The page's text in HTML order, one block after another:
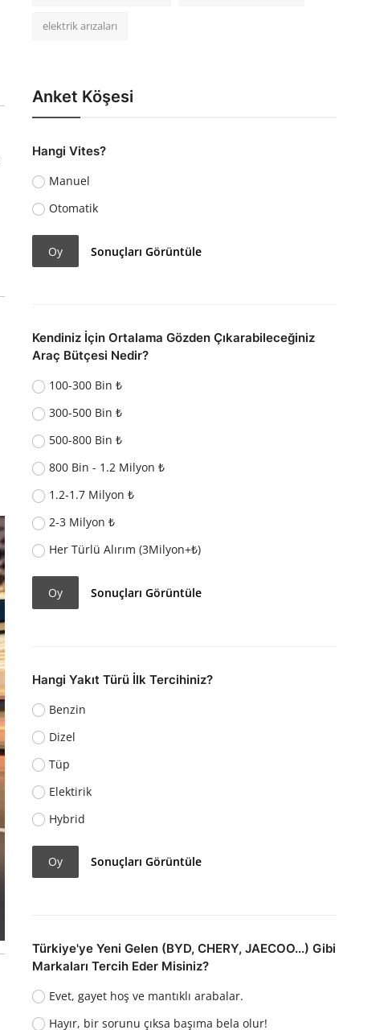
elektrik arızaları
Anket Köşesi
Hangi Vites?
Manuel
Otomatik
Oy Sonuçları Görüntüle
Kendiniz İçin Ortalama Gözden Çıkarabileceğiniz
Araç Bütçesi Nedir?
100-300 Bin ₺
300-500 Bin ₺
500-800 Bin ₺
800 Bin - 1.2 Milyon ₺
1.2-1.7 Milyon ₺
2-3 Milyon ₺
Her Türlü Alırım (3Milyon+₺)
Oy Sonuçları Görüntüle
Hangi Yakıt Türü İlk Tercihiniz?
Benzin
Dizel
Tüp
Elektirik
Hybrid
Oy Sonuçları Görüntüle
Türkiye'ye Yeni Gelen (BYD, CHERY, JAECOO...) Gibi
Markaları Tercih Eder Misiniz?
Evet, gayet hoş ve mantıklı arabalar.
Hayır, bir sorunu çıksa başıma bela olur!